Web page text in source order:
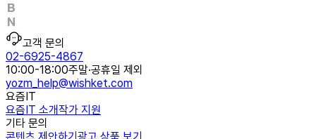
고객 문의
02-6925-4867
10:00-18:00주말·공휴일 제외
yozm_help@wishket.com
요즘IT
요즘IT 소개작가 지원
기타 문의